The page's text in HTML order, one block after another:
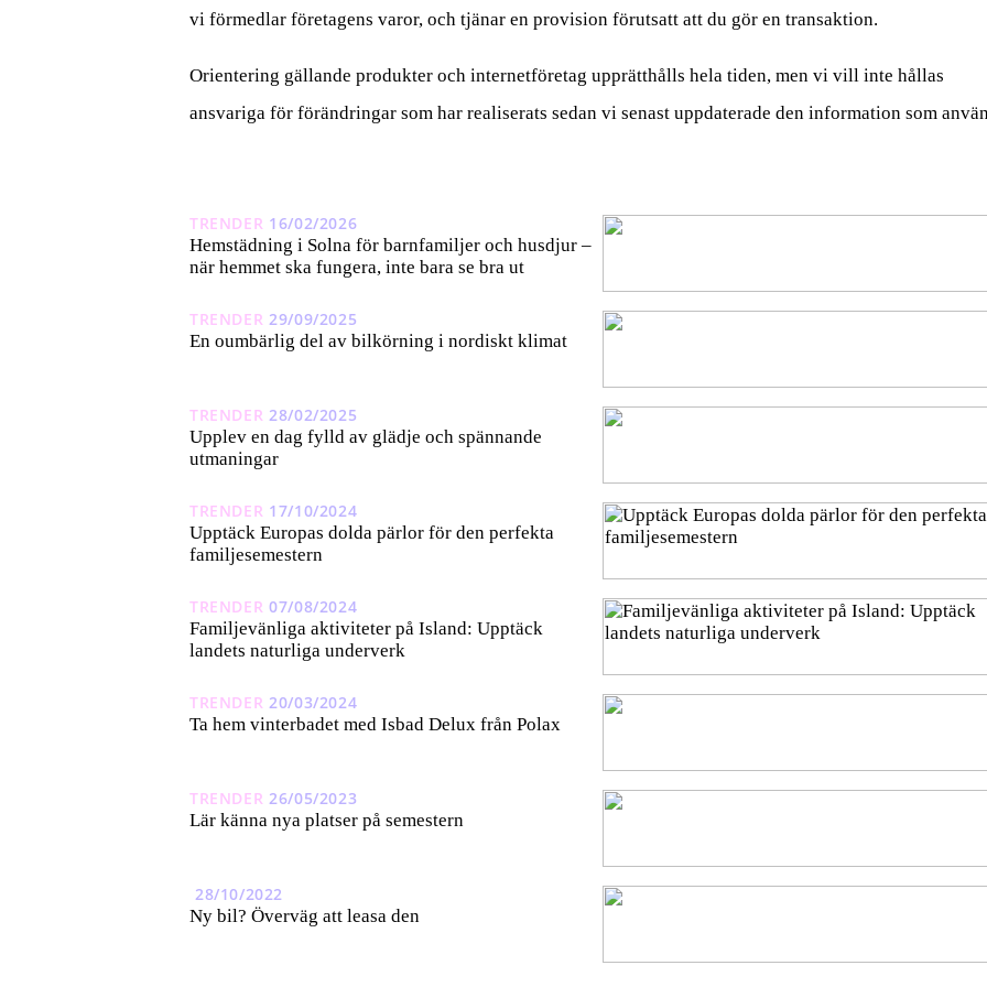
vi förmedlar företagens varor, och tjänar en provision förutsatt att du gör en transaktion.
Orientering gällande produkter och internetföretag upprätthålls hela tiden, men vi vill inte hållas
ansvariga för förändringar som har realiserats sedan vi senast uppdaterade den information som
TRENDER 16/02/2026
Hemstädning i Solna för barnfamiljer och husdjur –
när hemmet ska fungera, inte bara se bra ut
TRENDER 29/09/2025
En oumbärlig del av bilkörning i nordiskt klimat
TRENDER 28/02/2025
Upplev en dag fylld av glädje och spännande
utmaningar
TRENDER 17/10/2024
Upptäck Europas dolda pärlor för den perfekta
familjesemestern
TRENDER 07/08/2024
Familjevänliga aktiviteter på Island: Upptäck
landets naturliga underverk
TRENDER 20/03/2024
Ta hem vinterbadet med Isbad Delux från Polax
TRENDER 26/05/2023
Lär känna nya platser på semestern
28/10/2022
Ny bil? Överväg att leasa den